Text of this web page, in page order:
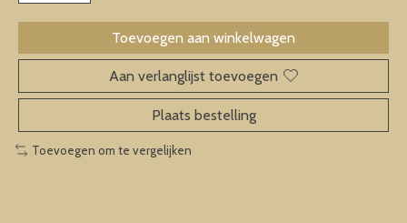
Toevoegen aan winkelwagen
Aan verlanglijst toevoegen
Plaats bestelling
Toevoegen om te vergelijken